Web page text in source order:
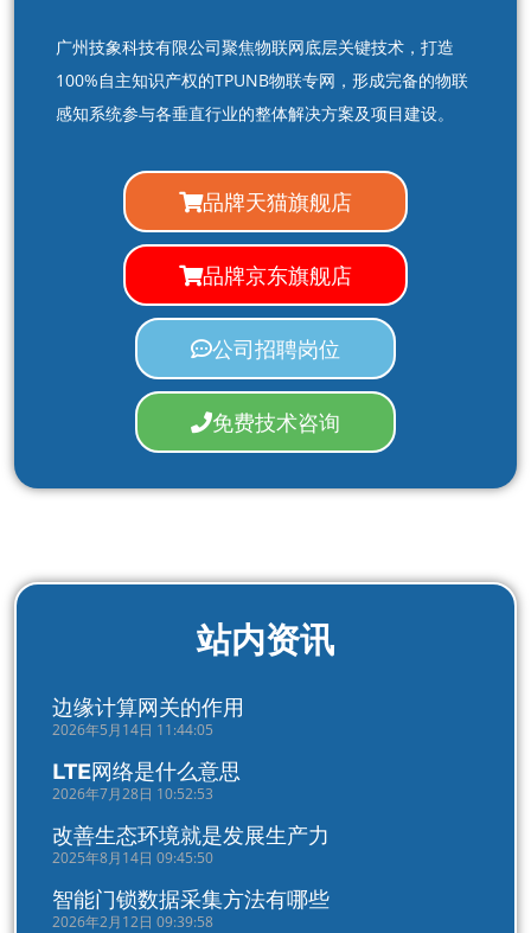
广州技象科技有限公司聚焦物联网底层关键技术，打造
100%自主知识产权的TPUNB物联专网，形成完备的物联
感知系统参与各垂直行业的整体解决方案及项目建设。
品牌天猫旗舰店
品牌京东旗舰店
公司招聘岗位
免费技术咨询
站内资讯
边缘计算网关的作用
2026年5月14日 11:44:05
LTE网络是什么意思
2026年7月28日 10:52:53
改善生态环境就是发展生产力
2025年8月14日 09:45:50
智能门锁数据采集方法有哪些
2026年2月12日 09:39:58